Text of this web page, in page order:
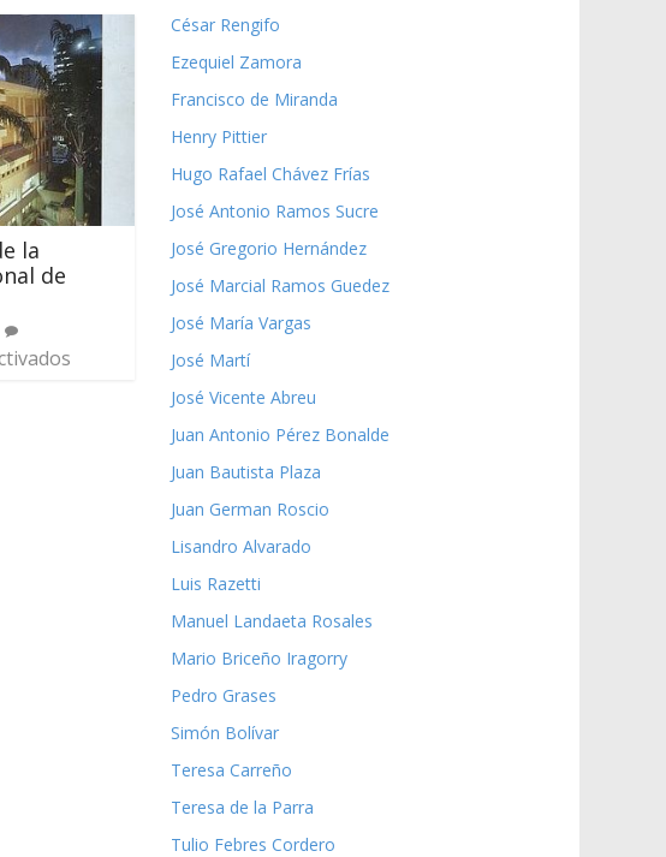
la
de
César Rengifo
Ezequiel Zamora
Francisco de Miranda
Henry Pittier
Hugo Rafael Chávez Frías
José Antonio Ramos Sucre
José Gregorio Hernández
José Marcial Ramos Guedez
José María Vargas
José Martí
José Vicente Abreu
Juan Antonio Pérez Bonalde
Juan Bautista Plaza
Juan German Roscio
Lisandro Alvarado
Luis Razetti
Manuel Landaeta Rosales
Mario Briceño Iragorry
Pedro Grases
Simón Bolívar
Teresa Carreño
Teresa de la Parra
Tulio Febres Cordero